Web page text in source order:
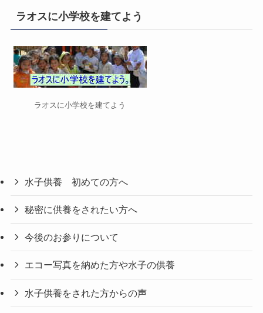
リ
ラオスに小学校を建てよう
ラオスに小学校を建てよう
水子供養 初めての方へ
秘密に供養をされたい方へ
今後のお参りについて
エコー写真を納めた方や水子の供養
水子供養をされた方からの声